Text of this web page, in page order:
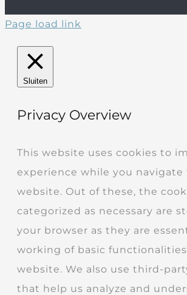
Page load link
Sluiten
Privacy Overview
This website uses cookies to
experience while you
website. Out of these, the
categorized as necessary are
your browser as they are
working of basic
website. We also use third-
that help us analyze and